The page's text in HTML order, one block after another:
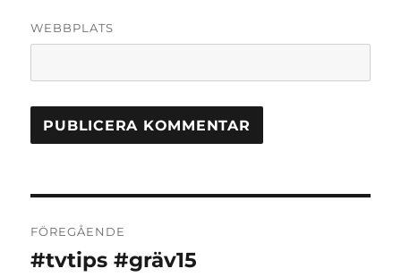
WEBBPLATS
FÖREGÅENDE
Föregående
#tvtips #gräv15